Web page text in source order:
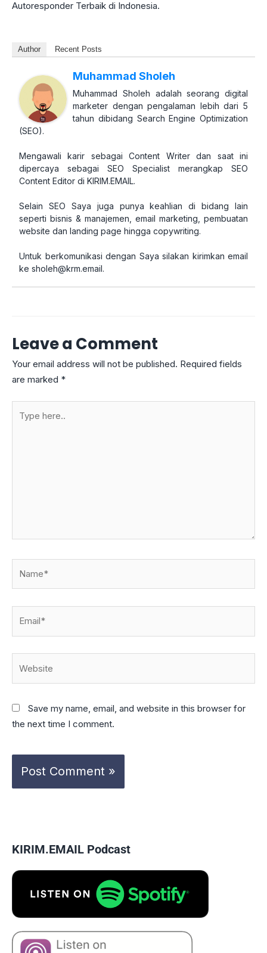
Autoresponder Terbaik di Indonesia.
Author Recent Posts
Muhammad Sholeh
Muhammad Sholeh adalah seorang digital
marketer dengan pengalaman lebih dari 5
tahun dibidang Search Engine Optimization
(SEO).
Mengawali karir sebagai Content Writer dan saat ini
dipercaya sebagai SEO Specialist merangkap SEO
Content Editor di KIRIM.EMAIL.
Selain SEO Saya juga punya keahlian di bidang lain
seperti bisnis & manajemen, email marketing, pembuatan
website dan landing page hingga copywriting.
Untuk berkomunikasi dengan Saya silakan kirimkan email
ke sholeh@krm.email.
Leave a Comment
Your email address will not be published. Required fields
are marked *
here..
Save my name, email, and website in this browser for
the next time I comment.
KIRIM.EMAIL Podcast